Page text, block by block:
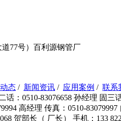
77号）百利源钢管厂
态 / 新闻资讯 / 应用案例 / 联系
：0510-83076658 孙经理 固三
高经理 传真：0510-
贺部长（ 厂长） 手机：133